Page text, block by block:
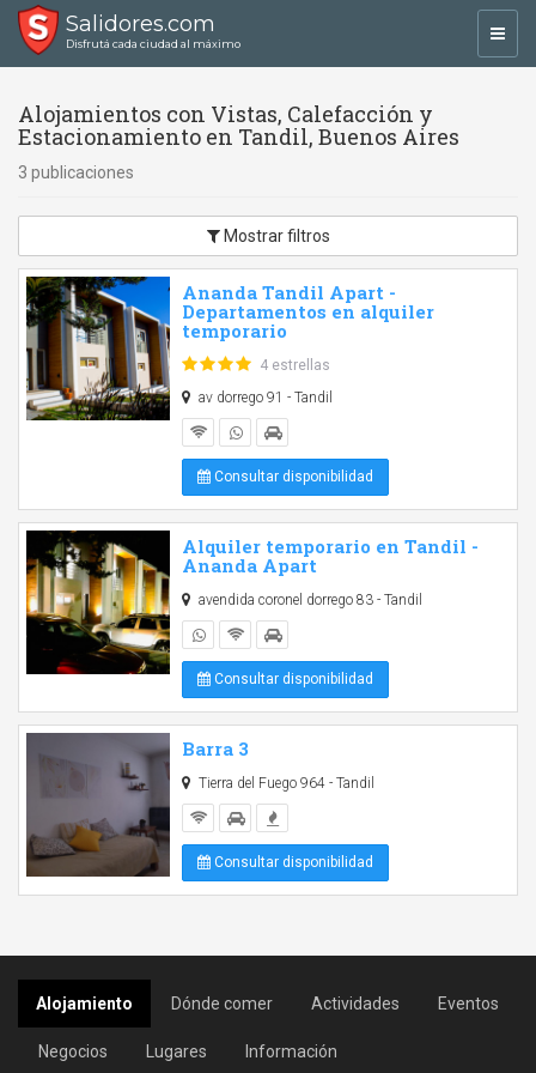
Salidores.com
Disfrutá cada ciudad al máximo
Alojamientos con Vistas, Calefacción y
Estacionamiento en Tandil, Buenos Aires
3 publicaciones
Mostrar filtros
Ananda Tandil Apart -
Departamentos en alquiler
temporario
4 estrellas
av dorrego 91 - Tandil
Consultar disponibilidad
Alquiler temporario en Tandil -
Ananda Apart
avendida coronel dorrego 83 - Tandil
Consultar disponibilidad
Barra 3
Tierra del Fuego 964 - Tandil
Consultar disponibilidad
Alojamiento Dónde comer Actividades Eventos
Negocios Lugares Información